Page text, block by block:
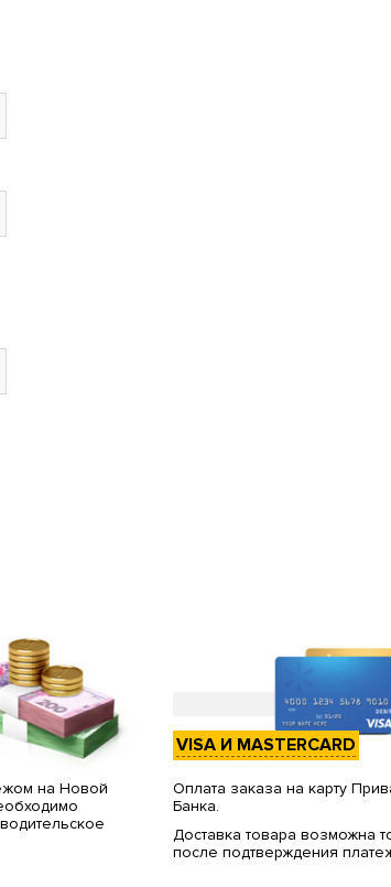
на Новой
VISA И MASTERCARD
Оплата заказа на карту
Банка.
Доставка товара возможна
после подтверждения